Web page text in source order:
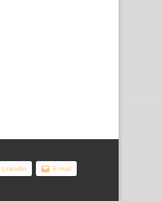
LinkedIn E-mail